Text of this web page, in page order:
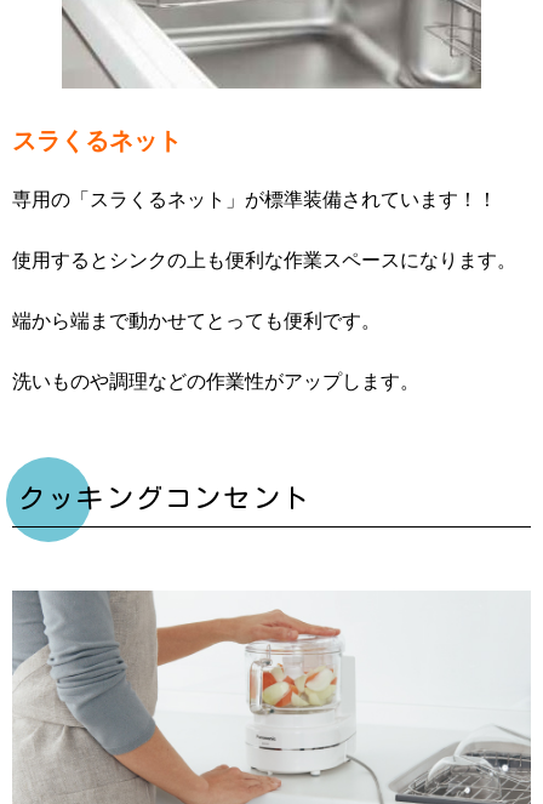
スラくるネット
専用の「スラくるネット」が標準装備されています！！
使用するとシンクの上も便利な作業スペースになります。
端から端まで動かせてとっても便利です。
洗いものや調理などの作業性がアップします。
クッキングコンセント